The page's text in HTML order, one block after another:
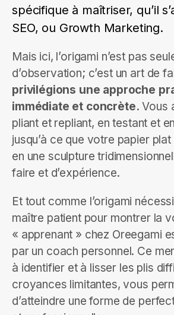
spécifique à maîtriser, qu’il
SEO, ou Growth Marketing.
Mais ici, l’origami n’est pas
d’observation; c’est un art de
privilégions une approche
immédiate et concrète. Vous
pliant et repliant, en testant et
jusqu’à ce que votre papier
en une sculpture
faire et d’expérience.
Et tout comme l’origami
maître patient pour montrer la
« apprenant » chez Oreegami
par un coach personnel. Ce
à identifier et à lisser les plis
croyances limitantes, vous
d’atteindre une forme de